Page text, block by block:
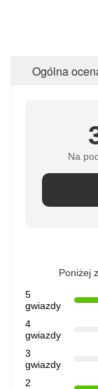
Ogólna
Na
Poniżej
5
gwiazdy
4
gwiazdy
3
gwiazdy
2